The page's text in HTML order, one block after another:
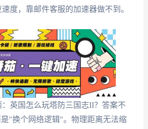
度，靠邮件客服的加速器做不到。
：英国怎么玩塔防三国志II？答案不
"换个网络逻辑"。物理距离无法缩